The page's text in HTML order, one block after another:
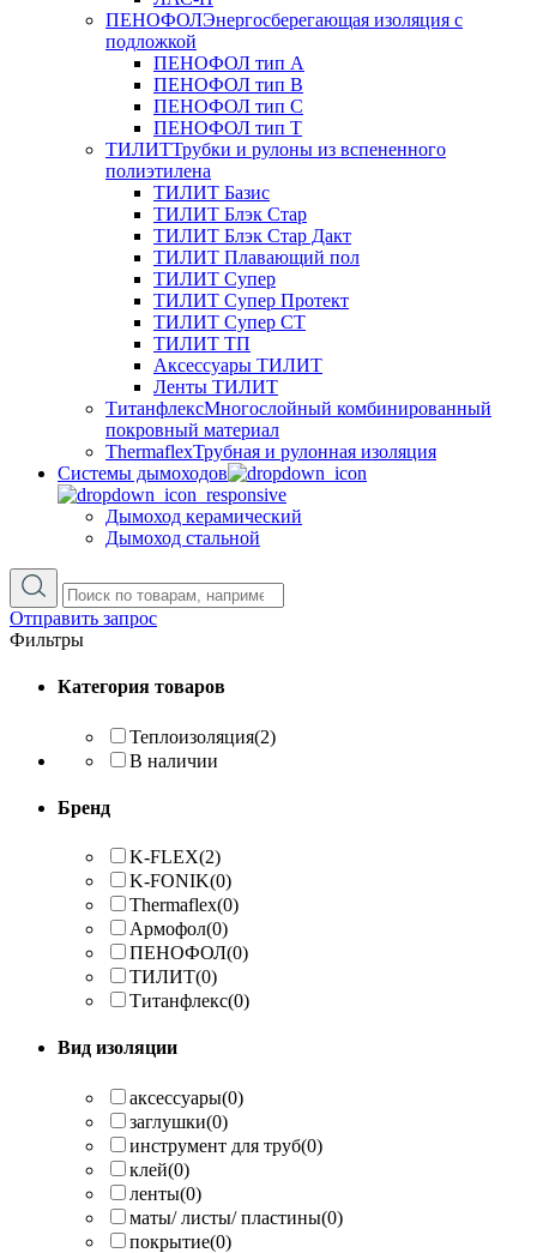
ПЕНОФОЛЭнергосберегающая изоляция с
подложкой
ПЕНОФОЛ тип А
ПЕНОФОЛ тип B
ПЕНОФОЛ тип C
ПЕНОФОЛ тип T
ТИЛИТТрубки и рулоны из вспененного
полиэтилена
ТИЛИТ Базис
ТИЛИТ Блэк Стар
ТИЛИТ Блэк Стар Дакт
ТИЛИТ Плавающий пол
ТИЛИТ Супер
ТИЛИТ Супер Протект
ТИЛИТ Супер СТ
ТИЛИТ ТП
Аксессуары ТИЛИТ
Ленты ТИЛИТ
ТитанфлексМногослойный комбинированный
покровный материал
ThermaflexТрубная и рулонная изоляция
Cистемы дымоходов
Дымоход керамический
Дымоход стальной
Отправить запрос
Фильтры
Категория товаров
Теплоизоляция(2)
В наличии
Бренд
K-FLEX(2)
K-FONIK(0)
Thermaflex(0)
Армофол(0)
ПЕНОФОЛ(0)
ТИЛИТ(0)
Титанфлекс(0)
Вид изоляции
аксессуары(0)
заглушки(0)
инструмент для труб(0)
клей(0)
ленты(0)
маты/ листы/ пластины(0)
покрытие(0)